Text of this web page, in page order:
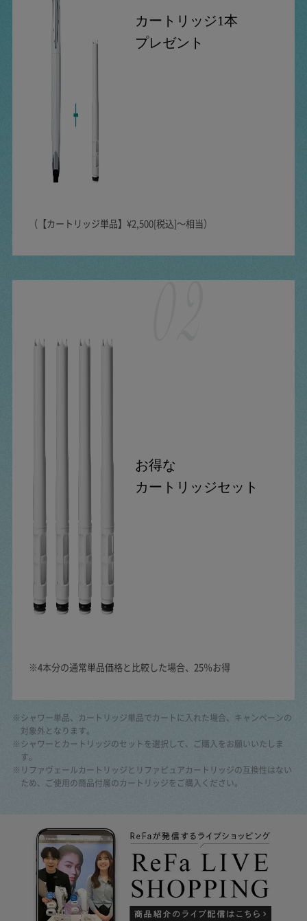
カートリッジ1本
プレゼント
（【カートリッジ単品】¥2,500[税込]〜相当）
お得な
カートリッジセット
※4本分の通常単品価格と比較した場合、25％お得
※シャワー単品、カートリッジ単品でカートに入れた場合、キャンペーンの
対象外となります。
※シャワーとカートリッジのセットを選択して、ご購入をお願いいたしま
す。
※リファヴェールカートリッジとリファピュアカートリッジの互換性はない
ため、ご使用の商品付属のカートリッジをご購入ください。